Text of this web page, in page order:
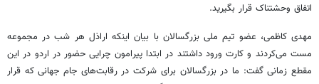
اتفاق وحشتناک قرار بگیرید.
مهدی کاظمی، عضو تیم ملی بزرگسالان با بیان اینکه اراذل هر شب در مجموعه
مست می‌کردند و کارت ورود داشتند در ابتدا پیرامون چرایی حضور در اردو در این
مقطع زمانی گفت: ما در بزرگسالان برای شرکت در رقابت‌های جام جهانی که قرار